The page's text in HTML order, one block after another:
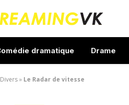
dramatique Drame
Divers» Le Radar de vitesse